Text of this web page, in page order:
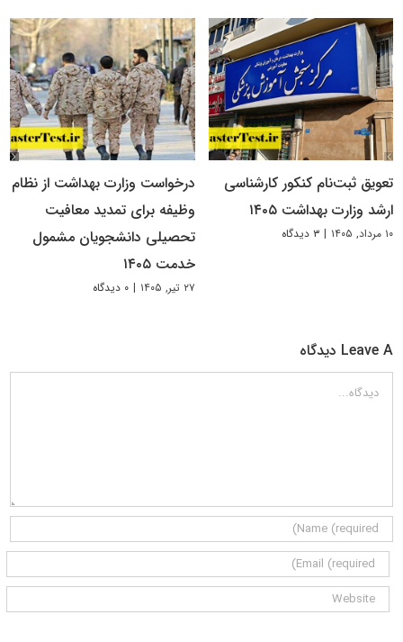
تعویق ثبت‌نام کنکور کارشناسی
ارشد وزارت بهداشت ۱۴۰۵
۱۰ مرداد, ۱۴۰۵ | ۳ دیدگاه
درخواست وزارت بهداشت از نظام
وظیفه برای تمدید معافیت
تحصیلی دانشجویان مشمول
خدمت ۱۴۰۵
۲۷ تیر, ۱۴۰۵ | ۰ دیدگاه
Leave A دیدگاه
دیدگاه